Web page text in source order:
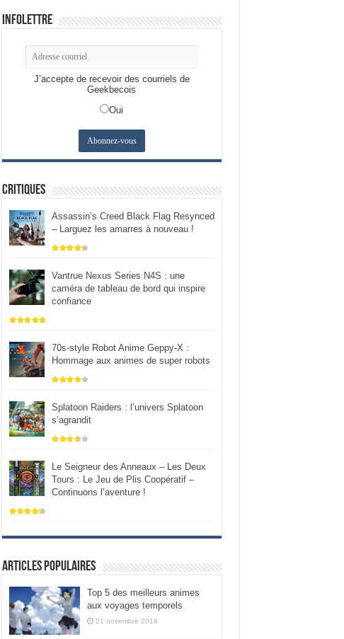
Infolettre
J’accepte de recevoir des courriels de
Geekbecois
Oui
Critiques
Assassin’s Creed Black Flag Resynced
– Larguez les amarres à nouveau !
Vantrue Nexus Series N4S : une
caméra de tableau de bord qui inspire
confiance
70s-style Robot Anime Geppy-X :
Hommage aux animes de super robots
Splatoon Raiders : l’univers Splatoon
s’agrandit
Le Seigneur des Anneaux – Les Deux
Tours : Le Jeu de Plis Coopératif –
Continuons l’aventure !
Articles populaires
Top 5 des meilleurs animes
aux voyages temporels
21 novembre 2018